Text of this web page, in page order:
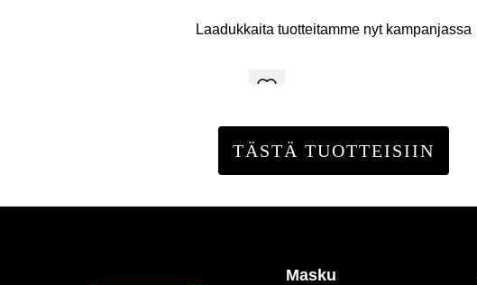
Laadukkaita tuotteitamme nyt kampanjassa
TÄSTÄ TUOTTEISIIN
Masku